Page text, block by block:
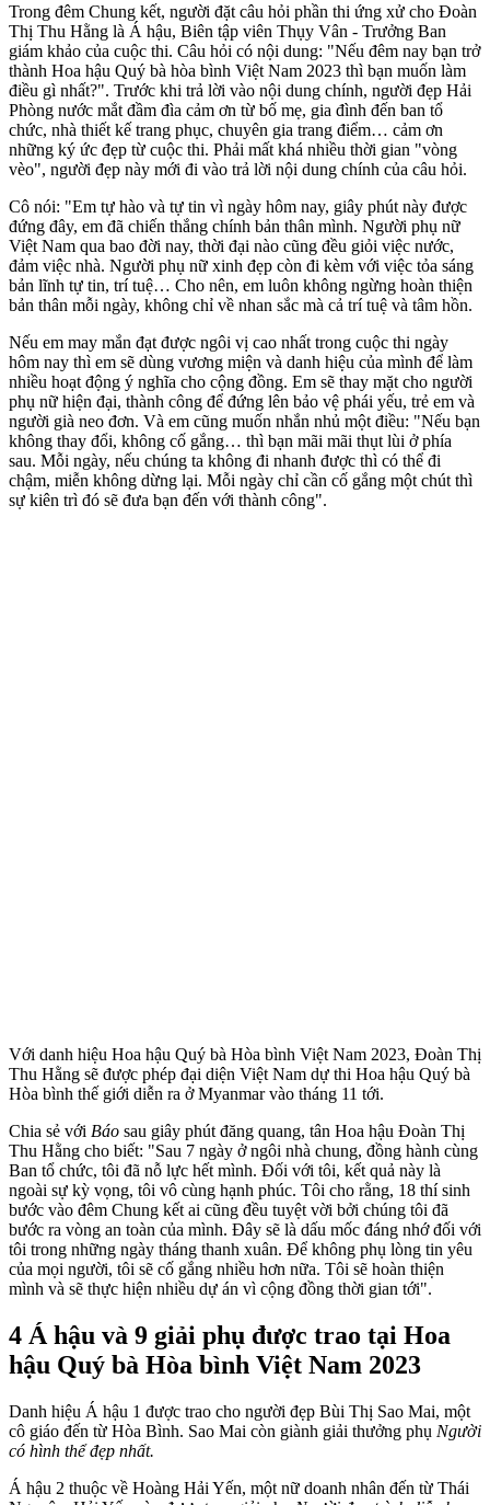
Trong đêm Chung kết, người đặt câu hỏi phần thi ứng xử cho Đoàn
Thị Thu Hằng là Á hậu, Biên tập viên Thụy Vân - Trưởng Ban
giám khảo của cuộc thi. Câu hỏi có nội dung: "Nếu đêm nay bạn trở
thành Hoa hậu Quý bà hòa bình Việt Nam 2023 thì bạn muốn làm
điều gì nhất?". Trước khi trả lời vào nội dung chính, người đẹp Hải
Phòng nước mắt đầm đìa cảm ơn từ bố mẹ, gia đình đến ban tổ
chức, nhà thiết kế trang phục, chuyên gia trang điểm… cảm ơn
những ký ức đẹp từ cuộc thi. Phải mất khá nhiều thời gian "vòng
vèo", người đẹp này mới đi vào trả lời nội dung chính của câu hỏi.
Cô nói: "Em tự hào và tự tin vì ngày hôm nay, giây phút này được
đứng đây, em đã chiến thắng chính bản thân mình. Người phụ nữ
Việt Nam qua bao đời nay, thời đại nào cũng đều giỏi việc nước,
đảm việc nhà. Người phụ nữ xinh đẹp còn đi kèm với việc tỏa sáng
bản lĩnh tự tin, trí tuệ… Cho nên, em luôn không ngừng hoàn thiện
bản thân mỗi ngày, không chỉ về nhan sắc mà cả trí tuệ và tâm hồn.
Nếu em may mắn đạt được ngôi vị cao nhất trong cuộc thi ngày
hôm nay thì em sẽ dùng vương miện và danh hiệu của mình để làm
nhiều hoạt động ý nghĩa cho cộng đồng. Em sẽ thay mặt cho người
phụ nữ hiện đại, thành công để đứng lên bảo vệ phái yếu, trẻ em và
người già neo đơn. Và em cũng muốn nhắn nhủ một điều: "Nếu bạn
không thay đổi, không cố gắng… thì bạn mãi mãi thụt lùi ở phía
sau. Mỗi ngày, nếu chúng ta không đi nhanh được thì có thể đi
chậm, miễn không dừng lại. Mỗi ngày chỉ cần cố gắng một chút thì
sự kiên trì đó sẽ đưa bạn đến với thành công".
Với danh hiệu Hoa hậu Quý bà Hòa bình Việt Nam 2023, Đoàn Thị
Thu Hằng sẽ được phép đại diện Việt Nam dự thi Hoa hậu Quý bà
Hòa bình thế giới diễn ra ở Myanmar vào tháng 11 tới.
Chia sẻ với Báo sau giây phút đăng quang, tân Hoa hậu Đoàn Thị
Thu Hằng cho biết: "Sau 7 ngày ở ngôi nhà chung, đồng hành cùng
Ban tổ chức, tôi đã nỗ lực hết mình. Đối với tôi, kết quả này là
ngoài sự kỳ vọng, tôi vô cùng hạnh phúc. Tôi cho rằng, 18 thí sinh
bước vào đêm Chung kết ai cũng đều tuyệt vời bởi chúng tôi đã
bước ra vòng an toàn của mình. Đây sẽ là dấu mốc đáng nhớ đối với
tôi trong những ngày tháng thanh xuân. Để không phụ lòng tin yêu
của mọi người, tôi sẽ cố gắng nhiều hơn nữa. Tôi sẽ hoàn thiện
mình và sẽ thực hiện nhiều dự án vì cộng đồng thời gian tới".
4 Á hậu và 9 giải phụ được trao tại Hoa
hậu Quý bà Hòa bình Việt Nam 2023
Danh hiệu Á hậu 1 được trao cho người đẹp Bùi Thị Sao Mai, một
cô giáo đến từ Hòa Bình. Sao Mai còn giành giải thưởng phụ Người
có hình thể đẹp nhất.
Á hậu 2 thuộc về Hoàng Hải Yến, một nữ doanh nhân đến từ Thái